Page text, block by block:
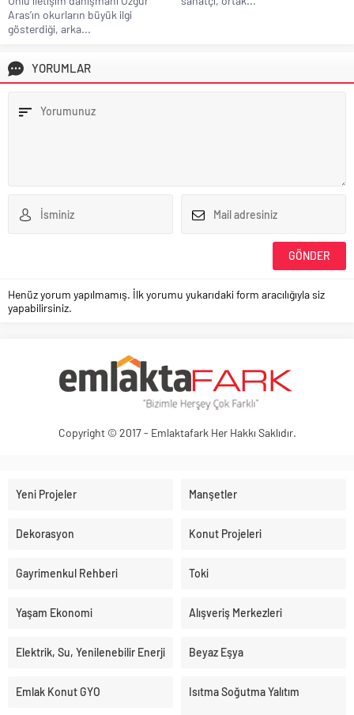
Aras’ın okurların büyük ilgi
gösterdiği, arka...
YORUMLAR
Henüz yorum yapılmamış. İlk yorumu yukarıdaki form aracılığıyla siz
yapabilirsiniz.
Copyright © 2017 - Emlaktafark Her Hakkı Saklıdır.
Yeni Projeler Manşetler
Dekorasyon Konut Projeleri
Gayrimenkul Rehberi Toki
Yaşam Ekonomi Alışveriş Merkezleri
Elektrik, Su, Yenilenebilir Enerji Beyaz Eşya
Emlak Konut GYO Isıtma Soğutma Yalıtım